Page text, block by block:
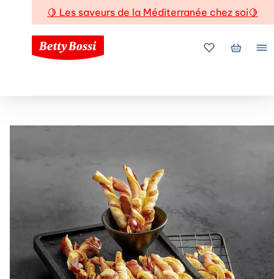
🍋 Les saveurs de la Méditerranée chez soi🍋
Mes favoris
Mon